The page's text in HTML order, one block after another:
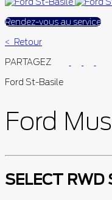
Rendez-vous au service
< Retour
PARTAGEZ
Ford St-Basile
Ford
SELECT RWD